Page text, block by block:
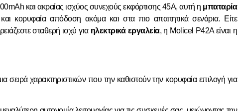
και ακραίας ισχύος συνεχούς εκφόρτισης 45A, αυτή η μπαταρία
κορυφαία απόδοση ακόμα και στα πιο απαιτητικά σενάρια. Είτε
σταθερή ισχύ για ηλεκτρικά εργαλεία, η Molicel P42A είναι η
σειρά χαρακτηριστικών που την καθιστούν την κορυφαία επιλογή για